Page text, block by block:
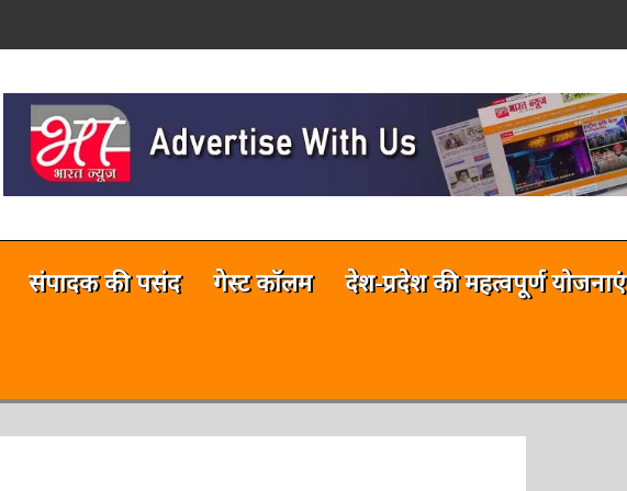
संपादक की पसंद गेस्ट कॉलम देश-प्रदेश की महत्वपूर्ण योजनाएं
ऑनलाईन भारत न्यूज़ अभी टेस्टिंग फेज में है